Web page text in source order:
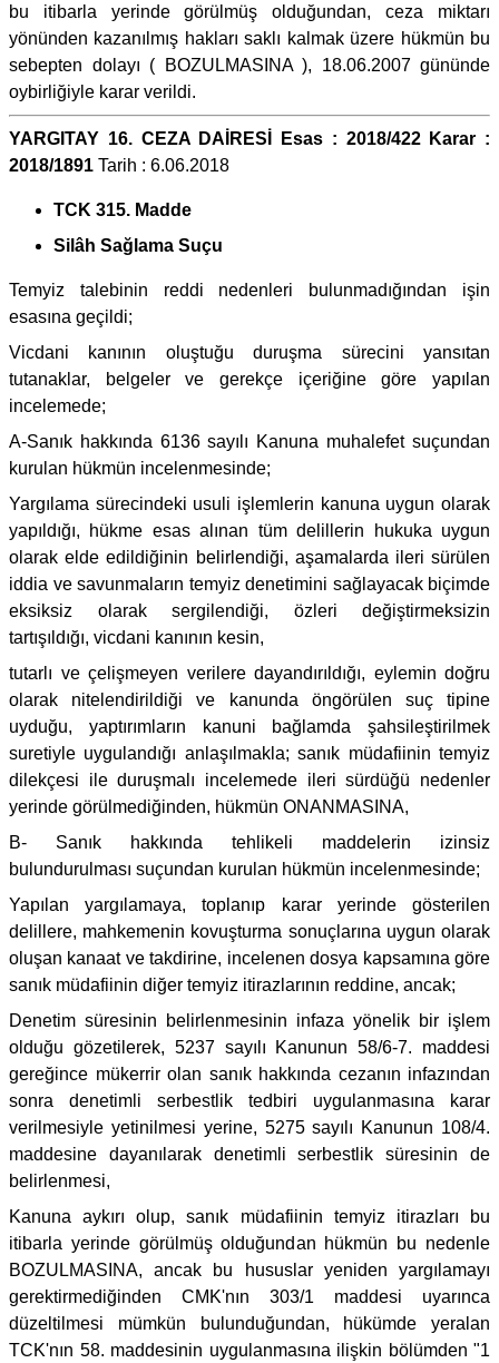
bu itibarla yerinde görülmüş olduğundan, ceza miktarı
yönünden kazanılmış hakları saklı kalmak üzere hükmün bu
sebepten dolayı ( BOZULMASINA ), 18.06.2007 gününde
oybirliğiyle karar verildi.
YARGITAY 16. CEZA DAİRESİ Esas : 2018/422 Karar :
2018/1891 Tarih : 6.06.2018
TCK 315. Madde
Silâh Sağlama Suçu
Temyiz talebinin reddi nedenleri bulunmadığından işin
esasına geçildi;
Vicdani kanının oluştuğu duruşma sürecini yansıtan
tutanaklar, belgeler ve gerekçe içeriğine göre yapılan
incelemede;
A-Sanık hakkında 6136 sayılı Kanuna muhalefet suçundan
kurulan hükmün incelenmesinde;
Yargılama sürecindeki usuli işlemlerin kanuna uygun olarak
yapıldığı, hükme esas alınan tüm delillerin hukuka uygun
olarak elde edildiğinin belirlendiği, aşamalarda ileri sürülen
iddia ve savunmaların temyiz denetimini sağlayacak biçimde
eksiksiz olarak sergilendiği, özleri değiştirmeksizin
tartışıldığı, vicdani kanının kesin,
tutarlı ve çelişmeyen verilere dayandırıldığı, eylemin doğru
olarak nitelendirildiği ve kanunda öngörülen suç tipine
uyduğu, yaptırımların kanuni bağlamda şahsileştirilmek
suretiyle uygulandığı anlaşılmakla; sanık müdafiinin temyiz
dilekçesi ile duruşmalı incelemede ileri sürdüğü nedenler
yerinde görülmediğinden, hükmün ONANMASINA,
B- Sanık hakkında tehlikeli maddelerin izinsiz
bulundurulması suçundan kurulan hükmün incelenmesinde;
Yapılan yargılamaya, toplanıp karar yerinde gösterilen
delillere, mahkemenin kovuşturma sonuçlarına uygun olarak
oluşan kanaat ve takdirine, incelenen dosya kapsamına göre
sanık müdafiinin diğer temyiz itirazlarının reddine, ancak;
Denetim süresinin belirlenmesinin infaza yönelik bir işlem
olduğu gözetilerek, 5237 sayılı Kanunun 58/6-7. maddesi
gereğince mükerrir olan sanık hakkında cezanın infazından
sonra denetimli serbestlik tedbiri uygulanmasına karar
verilmesiyle yetinilmesi yerine, 5275 sayılı Kanunun 108/4.
maddesine dayanılarak denetimli serbestlik süresinin de
belirlenmesi,
Kanuna aykırı olup, sanık müdafiinin temyiz itirazları bu
itibarla yerinde görülmüş olduğundan hükmün bu nedenle
BOZULMASINA, ancak bu hususlar yeniden yargılamayı
gerektirmediğinden CMK'nın 303/1 maddesi uyarınca
düzeltilmesi mümkün bulunduğundan, hükümde yeralan
TCK'nın 58. maddesinin uygulanmasına ilişkin bölümden "1